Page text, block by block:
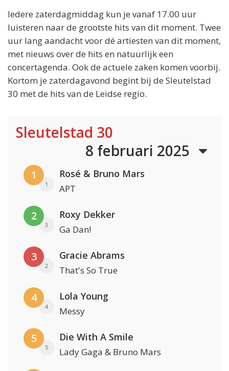
Iedere zaterdagmiddag kun je vanaf 17.00 uur
luisteren naar de grootste hits van dit moment. Twee
uur lang aandacht voor dé artiesten van dit moment,
met nieuws over de hits en natuurlijk een
concertagenda. Ook de actuele zaken komen voorbij.
Kortom je zaterdagavond begint bij de Sleutelstad
30 met de hits van de Leidse regio.
Sleutelstad 30
8 februari 2025
1
1
Rosé & Bruno Mars
APT
2
3
Roxy Dekker
Ga Dan!
3
2
Gracie Abrams
That's So True
4
4
Lola Young
Messy
5
5
Die With A Smile
Lady Gaga & Bruno Mars